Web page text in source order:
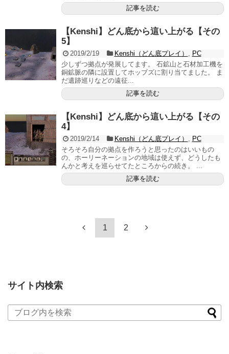
記事を読む
【Kenshi】どん底から這い上がる【その
5】
2019/2/19 Kenshi（どん底プレイ） , PC
少しずつ拠点が発展してます。 石鉱山と石材加工機を
銅鉱脈の隣に設置してホッブズに割り当てました。 ま
だ遺跡巡りなどの遠征...
記事を読む
【Kenshi】どん底から這い上がる【その
4】
2019/2/14 Kenshi（どん底プレイ） , PC
そろそろ自分の拠点を作ろうと思ったのはいいもの
の、ホーリーネーションの地域は使えず、どうしたも
んかと考えを巡らせてたところからの続き。 ...
記事を読む
1 2
サイト内検索